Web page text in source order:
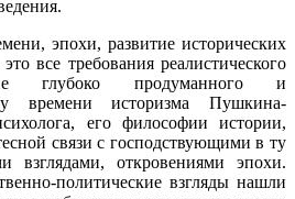
эпохи, развитие исторических
все требования реалистического
глубоко продуманного и
времени историзма Пушкина-
его философии истории,
связи с господствующими в ту
взглядами, откровениями эпохи.
политические взгляды нашли